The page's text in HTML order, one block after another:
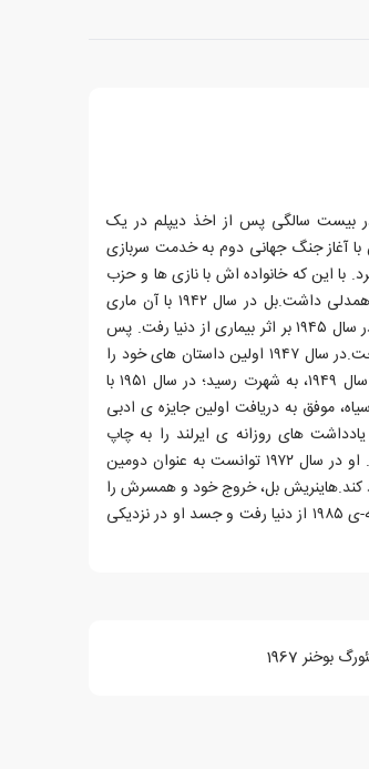
به دنیا آمد. در بیست سالگی پس از اخذ دیپلم در یک
با آغاز جنگ جهانی دوم به خدمت سربازی
جنگ به سربرد. با این که خانواده اش با نازی ها و حزب
ناسیونال سوسیالیسم مخالف بودند، او در ابتدا با آن ها همدلی داشت.بل در سال ۱۹۴۲ با آن ماری
سش ازدواج کرد که اولین فرزند آن ها، به نام کرسیتف، در سال ۱۹۴۵ بر اثر بیماری از دنیا رفت. پس
از جنگ به تحصیل در رشته ی زبان و ادبیات آلمانی پرداخت.در سال ۱۹۴۷ اولین داستان های خود را
به چاپ رسانید و با چاپ داستان قطار به موقع رسید، در سال ۱۹۴۹، به شهرت رسید؛ در سال ۱۹۵۱ با
داستان گوسفند سیاه، موفق به دریافت اولین جایزه ی ادبی
کتاب یادداشت های روزانه ی ایرلند را به چاپ
برساند.در ۱۹۷۱ ریاست انجمن قلم آلمان را به عهده گرفت. او در سال ۱۹۷۲ توانست به عنوان دومین
کند.هاینریش بل، خروج خود و همسرش را
از کلیسای کاتولیک، در سال ۱۹۷۶، اعلام کرد. او در ۱۶ ژوئیه-ی ۱۹۸۵ از دنیا رفت و جسد او در نزدیکی